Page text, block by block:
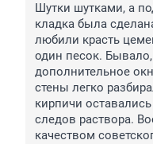
Шутки шутками, а
кладка была
любили красть
один песок.
дополнительное
стены легко
кирпичи
следов раствора.
качеством